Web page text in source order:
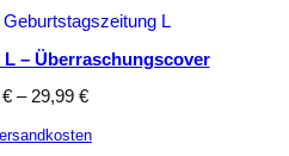
– Überraschungscover
€ – 29,99 €